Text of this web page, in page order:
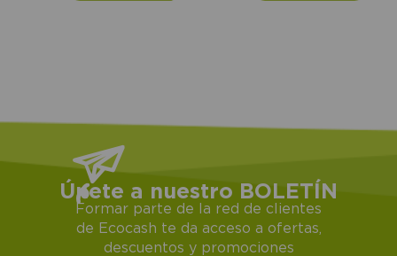
Únete a nuestro BOLETÍN
Formar parte de la red de clientes
de Ecocash te da acceso a ofertas,
descuentos y promociones